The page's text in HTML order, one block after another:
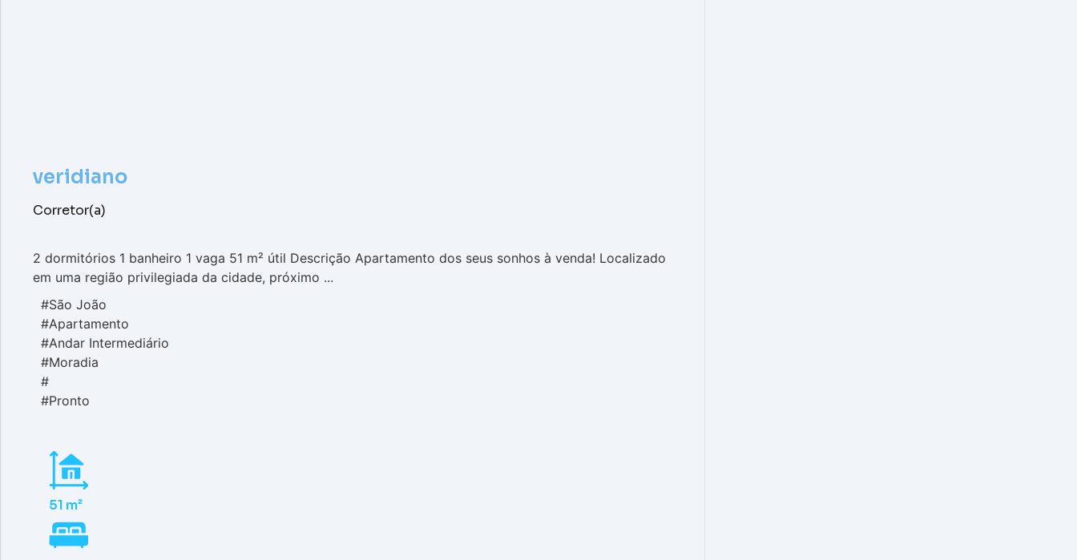
veridiano
Corretor(a)
2 dormitórios 1 banheiro 1 vaga 51 m² útil Descrição Apartamento dos seus sonhos à venda! Localizado
em uma região privilegiada da cidade, próximo ...
#São João
#Apartamento
#Andar Intermediário
#Moradia
#
#Pronto
51 m²